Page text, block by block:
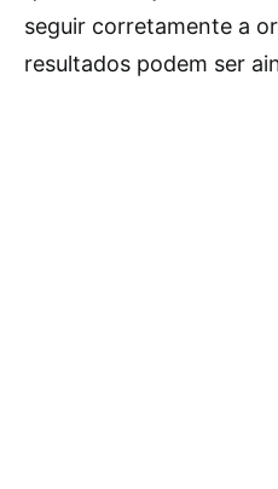
seguir corretamente a
resultados podem ser